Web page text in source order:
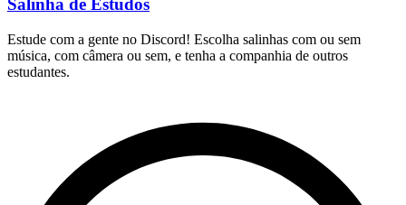
Salinha de Estudos
Estude com a gente no Discord! Escolha salinhas com ou sem
música, com câmera ou sem, e tenha a companhia de outros
estudantes.